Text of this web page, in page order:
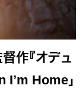
督作『オデュ
I’m Home」